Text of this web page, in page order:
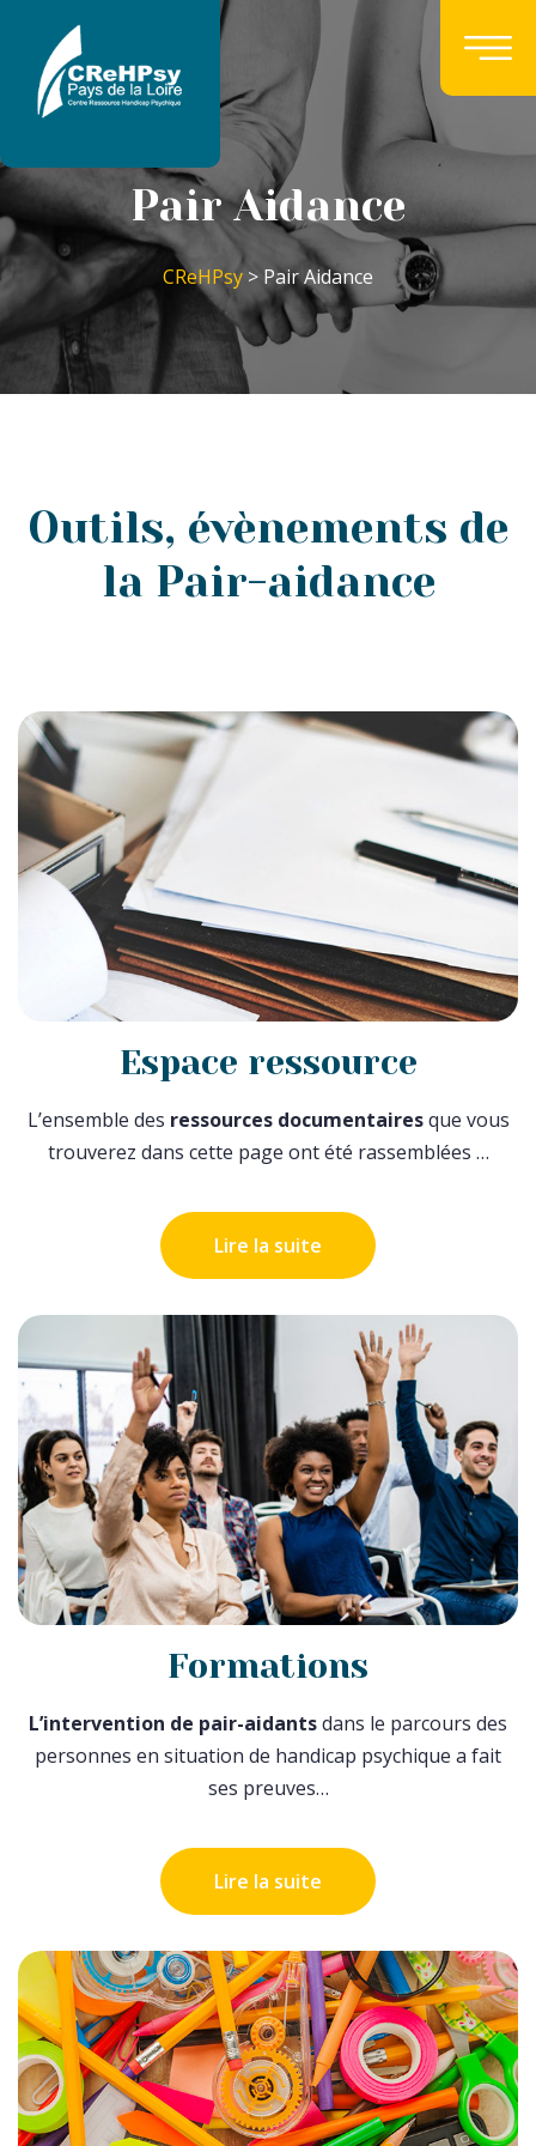
Pair Aidance
CReHPsy > Pair Aidance
Outils, évènements de
la Pair-aidance
Espace ressource
L’ensemble des ressources documentairesque vous
trouverez dans cette page ont été rassemblées …
Lire la suite
Formations
L’intervention de pair-aidantsdans le parcours des
personnes en situation de handicap psychique a fait
ses preuves…
Lire la suite